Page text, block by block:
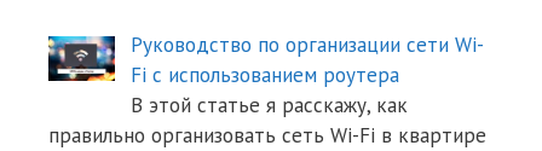
Руководство по организации сети Wi-
Fi с использованием роутера
В этой статье я расскажу, как
правильно организовать сеть Wi-Fi в квартире